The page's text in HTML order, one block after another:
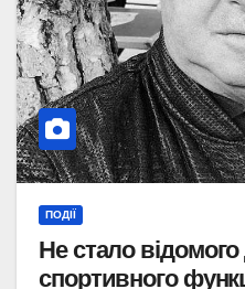
ПОДІЇ
Не стало відомого
спортивного